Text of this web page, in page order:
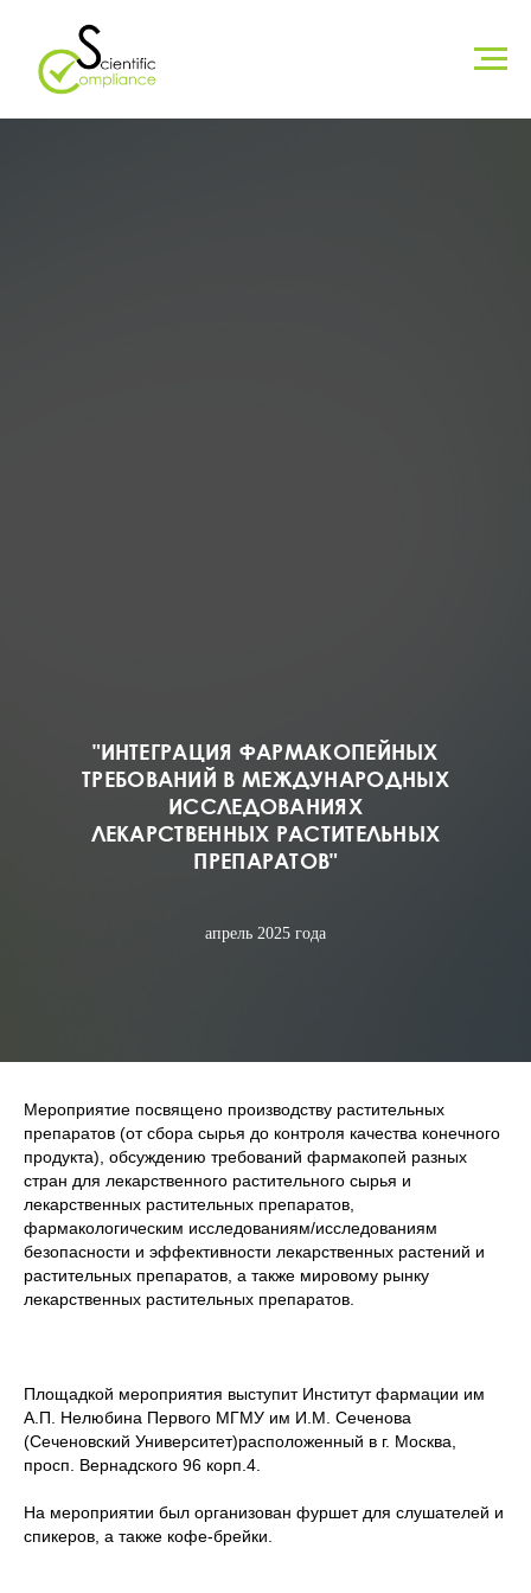
"ИНТЕГРАЦИЯ ФАРМАКОПЕЙНЫХ
ТРЕБОВАНИЙ В МЕЖДУНАРОДНЫХ
ИССЛЕДОВАНИЯХ
ЛЕКАРСТВЕННЫХ РАСТИТЕЛЬНЫХ
ПРЕПАРАТОВ"
апрель 2025 года
Мероприятие посвящено производству растительных
препаратов (от сбора сырья до контроля качества конечного
продукта), обсуждению требований фармакопей разных
стран для лекарственного растительного сырья и
лекарственных растительных препаратов,
фармакологическим исследованиям/исследованиям
безопасности и эффективности лекарственных растений и
растительных препаратов, а также мировому рынку
лекарственных растительных препаратов.
Площадкой мероприятия выступит Институт фармации им
А.П. Нелюбина Первого МГМУ им И.М. Сеченова
(Сеченовский Университет)расположенный в г. Москва,
просп. Вернадского 96 корп.4.
На мероприятии был организован фуршет для слушателей и
спикеров, а также кофе-брейки.